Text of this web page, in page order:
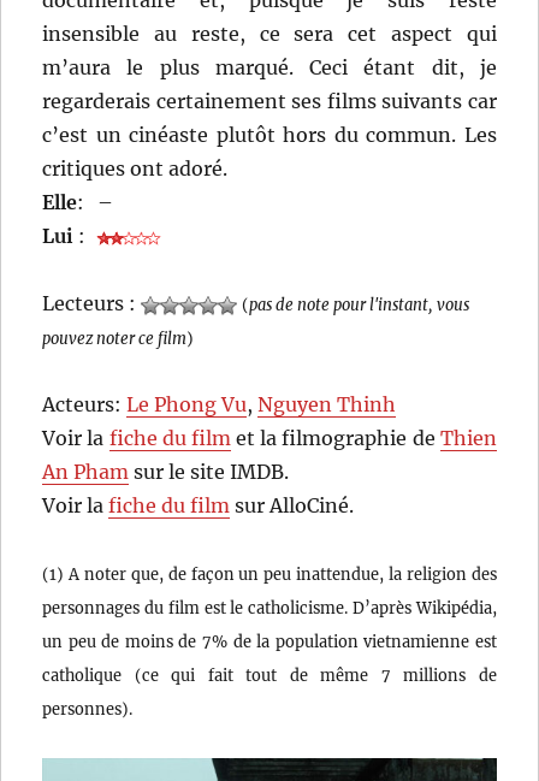
insensible au reste, ce sera cet aspect qui
m’aura le plus marqué. Ceci étant dit, je
regarderais certainement ses films suivants car
c’est un cinéaste plutôt hors du commun. Les
critiques ont adoré.
Elle:
–
Lui :
Lecteurs : (pas de note pour l'instant, vous
pouvez noter ce film)
Acteurs:Le Phong Vu,Nguyen Thinh
Voir la fiche du filmet la filmographie de Thien
An Pham sur le site IMDB.
Voir lafiche du film sur AlloCiné.
(1) A noter que, de façon un peu inattendue, la religion des
personnages du film est le catholicisme. D’après Wikipédia,
un peu de moins de 7% de la population vietnamienne est
catholique (ce qui fait tout de même 7 millions de
personnes).